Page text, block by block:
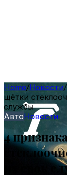
Home/Новости/
щётки
службы
АвтоНовости
4
их срок